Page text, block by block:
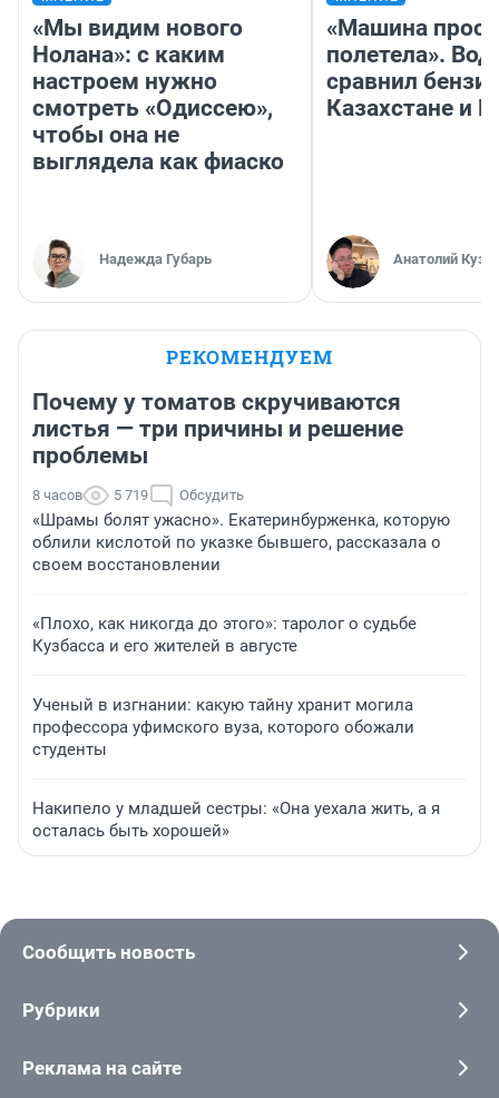
«Мы видим нового
Нолана»: с каким
настроем нужно
смотреть «Одиссею»,
чтобы она не
выглядела как фиаско
Надежда Губарь
«Машина
полетела».
сравнил
Казахстане и
Анатолий
РЕКОМЕНДУЕМ
Почему у томатов скручиваются
листья — три причины и решение
проблемы
8 часов 5 719 Обсудить
«Шрамы болят ужасно». Екатеринбурженка, которую
облили кислотой по указке бывшего, рассказала о
своем восстановлении
«Плохо, как никогда до этого»: таролог о судьбе
Кузбасса и его жителей в августе
Ученый в изгнании: какую тайну хранит могила
профессора уфимского вуза, которого обожали
студенты
Накипело у младшей сестры: «Она уехала жить, а я
осталась быть хорошей»
Сообщить новость
Рубрики
Реклама на сайте